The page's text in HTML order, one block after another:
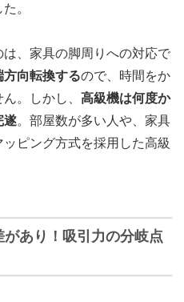
。
、家具の脚周りへの対応で
向転換するので、時間をか
。しかし、 高級機は何度か
遂。部屋数が多い人や、家具
ピング方式を採用した高級
あり！吸引力の分岐点